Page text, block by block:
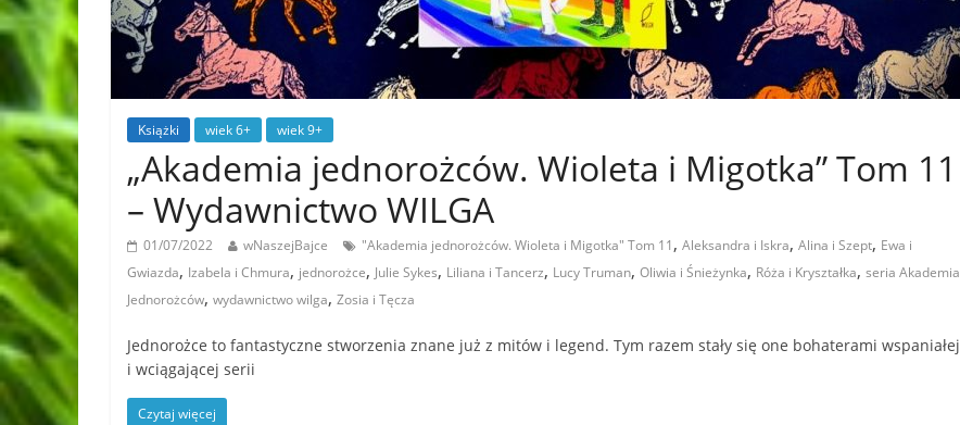
Książki wiek 6+ wiek 9+
„Akademia jednorożców. Wioleta i Migotka” Tom 11
– Wydawnictwo WILGA
01/07/2022 wNaszejBajce "Akademia jednorożców. Wioleta i Migotka" Tom 11 , Aleksandra i Iskra, Alina i Szept, Ewa i
Gwiazda, Izabela i Chmura, jednorożce, Julie Sykes, Liliana i Tancerz, Lucy Truman, Oliwia i Śnieżynka, Róża i Kryształka, seria Akademia
Jednorożców, wydawnictwo wilga, Zosia i Tęcza
Jednorożce to fantastyczne stworzenia znane już z mitów i legend. Tym razem stały się one bohaterami wspaniałej
i wciągającej serii
Czytaj więcej